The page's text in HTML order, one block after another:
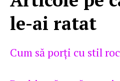
le-ai ratat
Cum să porţi cu stil